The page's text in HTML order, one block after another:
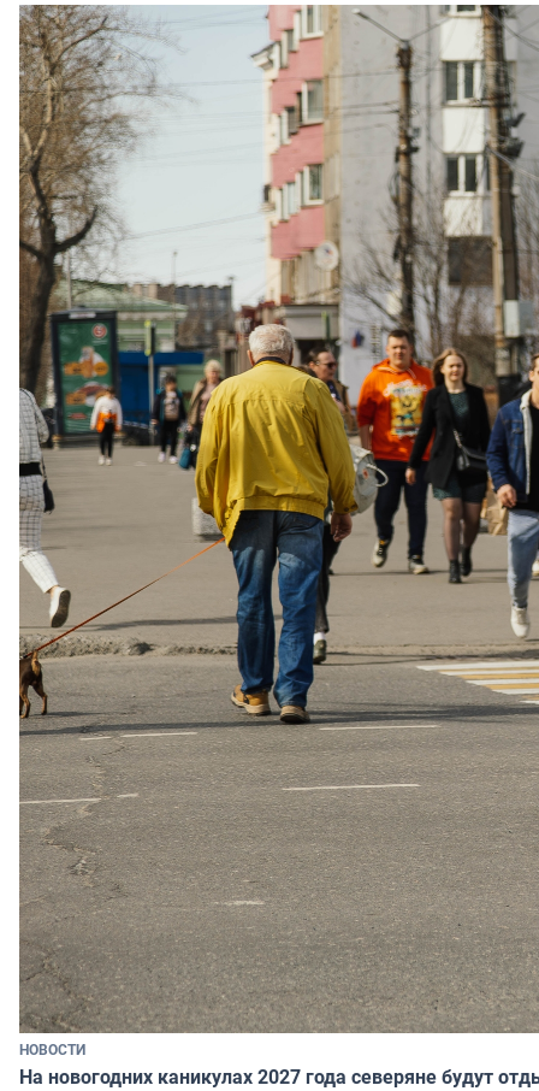
НОВОСТИ
На новогодних каникулах 2027 года северяне будут